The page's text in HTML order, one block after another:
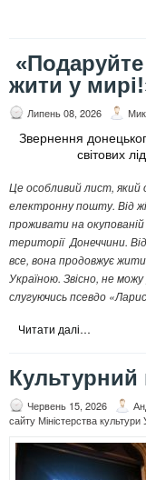
жити у
Липень 08, 2026
Звернення
світових
Це особливий лист, який
електронну пошту. Від
проживати на окупованій
території Донеччини.
все, вона продовжує
Україною. Звісно, не можу
слугуючись псевдо
Читати далі…
Культурний
Червень 15, 2026
сайту Міністерства культури